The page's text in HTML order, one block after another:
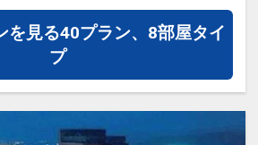
インランドリー、製氷
イクル（台数制限あり）
光やビジネスにも便利な
部屋に配し、視覚的な面白
ます。
ッド周りにはウッドを多く
を見る40プラン、8部屋タイ
プ